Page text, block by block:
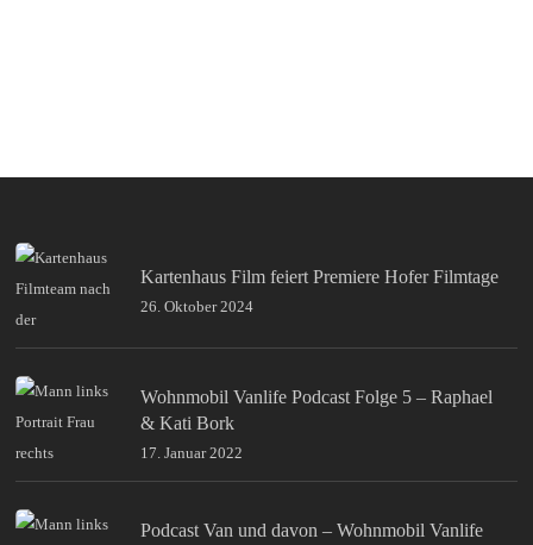
Kartenhaus Film feiert Premiere Hofer Filmtage
26. Oktober 2024
Wohnmobil Vanlife Podcast Folge 5 – Raphael
& Kati Bork
17. Januar 2022
Podcast Van und davon – Wohnmobil Vanlife